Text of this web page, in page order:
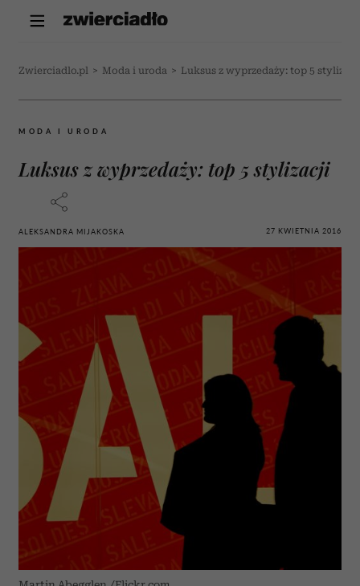
Zwierciadlo.pl > Moda i uroda > Luksus z wyprzedaży: top 5
MODA I URODA
Luksus z wyprzedaży: top 5 stylizacji
ALEKSANDRA MIJAKOSKA 27 KWIETNIA 2016